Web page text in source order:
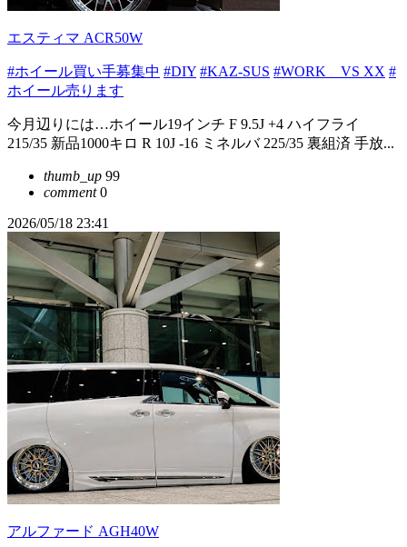
エスティマ ACR50W
#ホイール買い手募集中 #DIY #KAZ-SUS #WORK VS XX #
ホイール売ります
今月辺りには…ホイール19インチ F 9.5J +4 ハイフライ
215/35 新品1000キロ R 10J -16 ミネルバ 225/35 裏組済 手放...
thumb_up 99
comment0
2026/05/18 23:41
アルファード AGH40W